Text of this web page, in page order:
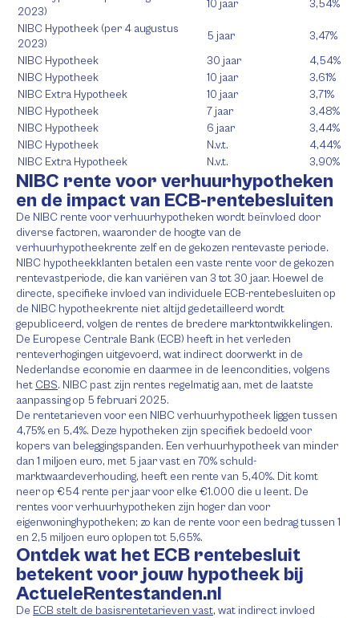
2023)
10 jaar
3,54%
NIBC Hypotheek (per 4 augustus
2023)
5 jaar
3,47%
NIBC Hypotheek
30 jaar
4,54%
NIBC Hypotheek
10 jaar
3,61%
NIBC Extra Hypotheek
10 jaar
3,71%
NIBC Hypotheek
7 jaar
3,48%
NIBC Hypotheek
6 jaar
3,44%
NIBC Hypotheek
N.v.t.
4,44%
NIBC Extra Hypotheek
N.v.t. 3,90%
NIBC rente voor verhuurhypotheken
en de impact van ECB-rentebesluiten
De NIBC rente voor verhuurhypotheken wordt beïnvloed door
diverse factoren, waaronder de hoogte van de
verhuurhypotheekrente zelf en de gekozen rentevaste periode.
NIBC hypotheekklanten betalen een vaste rente voor de gekozen
rentevastperiode, die kan variëren van 3 tot 30 jaar. Hoewel de
directe, specifieke invloed van individuele ECB-rentebesluiten op
de NIBC hypotheekrente niet altijd gedetailleerd wordt
gepubliceerd, volgen de rentes de bredere marktontwikkelingen.
De Europese Centrale Bank (ECB) heeft in het verleden
renteverhogingen uitgevoerd, wat indirect doorwerkt in de
Nederlandse economie en daarmee in de leencondities, volgens
het CBS. NIBC past zijn rentes regelmatig aan, met de laatste
aanpassing op 5 februari 2025.
De rentetarieven voor een NIBC verhuurhypotheek liggen tussen
4,75% en 5,4%. Deze hypotheken zijn specifiek bedoeld voor
kopers van beleggingspanden. Een verhuurhypotheek van minder
dan 1 miljoen euro, met 5 jaar vast en 70% schuld-
marktwaardeverhouding, heeft een rente van 5,40%. Dit komt
neer op €54 rente per jaar voor elke €1.000 die u leent. De
rentes voor verhuurhypotheken zijn hoger dan voor
eigenwoninghypotheken; zo kan de rente voor een bedrag tussen 1
en 2,5 miljoen euro oplopen tot 5,65%.
Ontdek wat het ECB rentebesluit
betekent voor jouw hypotheek bij
ActueleRentestanden.nl
De ECB stelt de basisrentetarieven vast, wat indirect invloed